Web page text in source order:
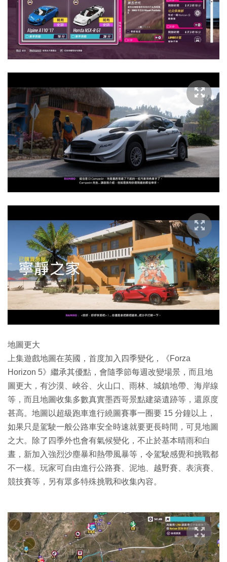
地圖更大
上集遊戲地圖在英國，首度加入四季變化，《Forza
Horizon 5》繼承其優點，會隨季節每週改變場景，而且地
圖更大，有沙漠、峽谷、火山口、雨林、城鎮地帶、海岸線
等，而且地圖收集多數真實墨西哥景點建築遺跡等，還原度
甚高。地圖以超級跑車進行繞圖賽事一圈要 15 分鐘以上，
如果只是駕駛一般公路車安全時速就要更長時間，可見地圖
之大。除了四季外也會有氣候變化，不止於基本晴雨和白
晝，新加入強烈沙塵暴和熱帶風暴等，令駕駛感覺和挑戰都
不一樣。玩家可自由進行公路賽、泥地、越野賽、表演賽、
競技賽等，另有眾多特殊挑戰和收集內容。